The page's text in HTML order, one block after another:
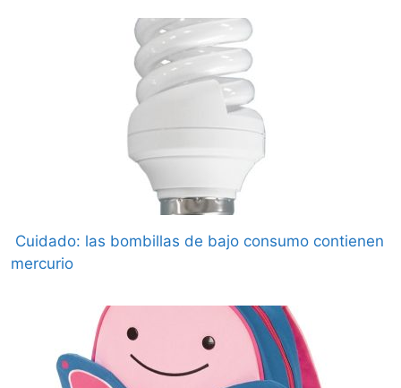
Cuidado: las bombillas de bajo consumo contienen
mercurio